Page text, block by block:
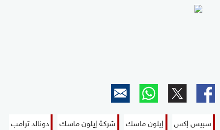
سبيس إكس إيلون ماسك شركة إيلون ماسك دونالد ترامب